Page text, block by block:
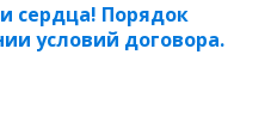
сердца! Порядок
условий договора.